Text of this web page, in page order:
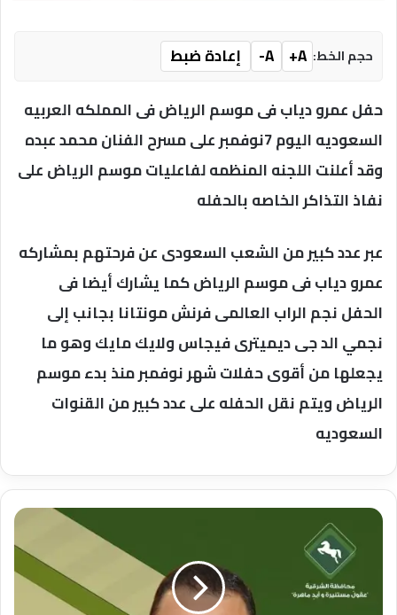
حجم الخط: A+
A-
إعادة ضبط
حفل عمرو دياب فى موسم الرياض فى المملكه العربيه
السعوديه اليوم 7نوفمبر على مسرح الفنان محمد عبده
وقد أعلنت اللجنه المنظمه لفاعليات موسم الرياض على
نفاذ التذاكر الخاصه بالحفله
عبر عدد كبير من الشعب السعودى عن فرحتهم بمشاركه
عمرو دياب فى موسم الرياض كما يشارك أيضا فى
الحفل نجم الراب العالمى فرنش مونتانا بجانب إلى
نجمي الد جى ديميترى فيجاس ولايك مايك وهو ما
يجعلها من أقوى حفلات شهر نوفمبر منذ بدء موسم
الرياض ويتم نقل الحفله على عدد كبير من القنوات
السعوديه
غراب
الصحية